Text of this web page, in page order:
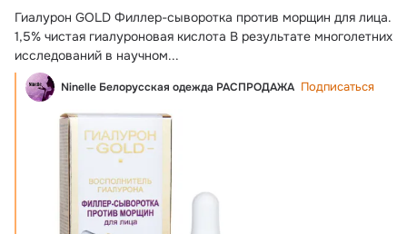
Гиалурон GOLD Филлер-сыворотка против морщин для лица.
1,5% чистая гиалуроновая кислота В результате многолетних
исследований в научном...
Ninelle Белорусская одежда РАСПРОДАЖА Подписаться